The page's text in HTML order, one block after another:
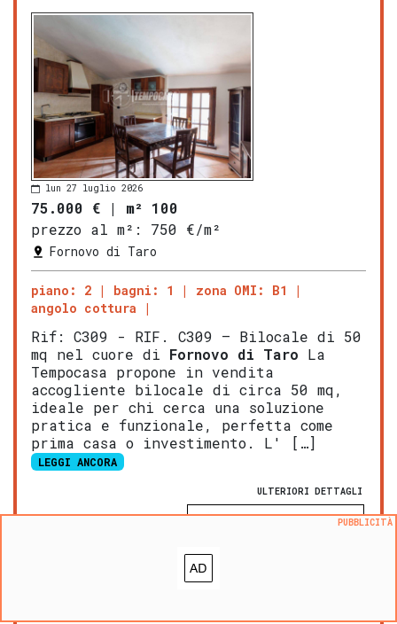
lun 27 luglio 2026
75.000 € | m² 100
prezzo al m²:
750 €/m²
Fornovo di Taro
piano: 2 bagni: 1
zona OMI: B1
angolo cottura
Rif: C309 - RIF. C309 – Bilocale di 50
mq nel cuore di Fornovo di Taro La
Tempocasa propone in vendita
accogliente bilocale di circa 50 mq,
ideale per chi cerca una soluzione
pratica e funzionale, perfetta come
prima casa o investimento. L' […]
LEGGI ANCORA
ULTERIORI DETTAGLI
VALUTA questo immobile
PUBBLICITÀ